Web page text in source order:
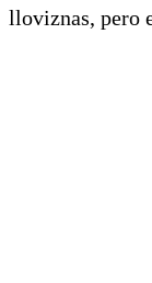
lloviznas, pero